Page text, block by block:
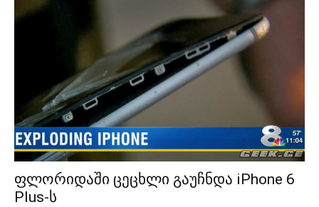
ფლორიდაში ცეცხლი გაუჩნდა iPhone 6
Plus-ს